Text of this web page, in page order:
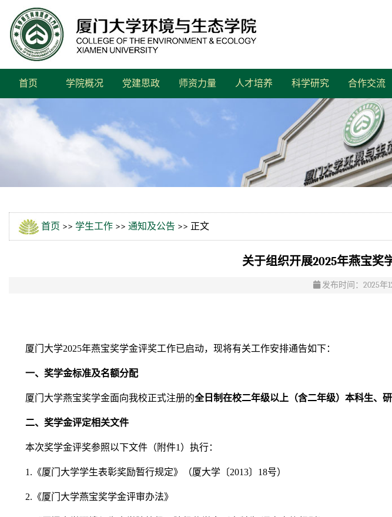
首页 学院概况 党建思政 师资力量 人才培养 科学研究 合作交流
首页 >> 学生工作 >> 通知及公告 >> 正文
关于组织开展2025年燕宝奖
发布时间：2025年
厦门大学2025年燕宝奖学金评奖工作已启动，现将有关工作安排通告如下：
一、奖学金标准及名额分配
厦门大学燕宝奖学金面向我校正式注册的全日制在校二年级以上（含二年级）本科生、
二、奖学金评定相关文件
本次奖学金评奖参照以下文件（附件1）执行：
1.《厦门大学学生表彰奖励暂行规定》（厦大学〔2013〕18号）
2.《厦门大学燕宝奖学金评审办法》